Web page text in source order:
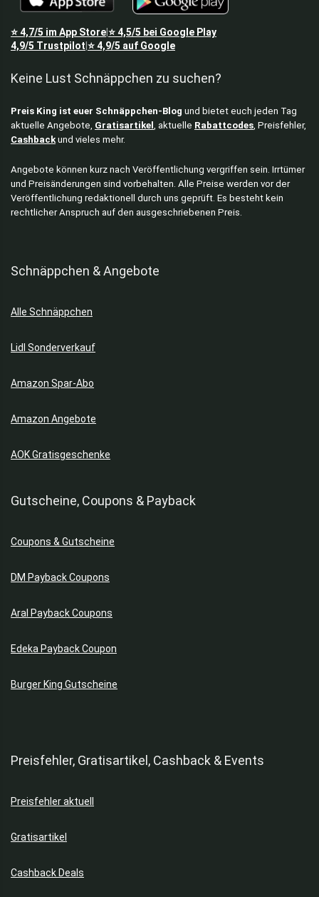
⭐4,7/5 im App Store⭐4,5/5 bei Google Play
4,9/5 Trustpilot ⭐4,9/5 auf Google
Keine Lust Schnäppchen zu suchen?
Preis King ist euer Schnäppchen-Blog und bietet euch jeden Tag
aktuelle Angebote, Gratisartikel , aktuelle Rabattcodes , Preisfehler,
Cashback und vieles mehr.
Angebote können kurz nach Veröffentlichung vergriffen sein. Irrtümer
und Preisänderungen sind vorbehalten. Alle Preise werden vor der
Veröffentlichung redaktionell durch uns geprüft. Es besteht kein
rechtlicher Anspruch auf den ausgeschriebenen Preis.
Schnäppchen & Angebote
Alle Schnäppchen
Lidl Sonderverkauf
Amazon Spar-Abo
Amazon Angebote
AOK Gratisgeschenke
Gutscheine, Coupons & Payback
Coupons & Gutscheine
DM Payback Coupons
Aral Payback Coupons
Edeka Payback Coupon
Burger King Gutscheine
Preisfehler, Gratisartikel, Cashback & Events
Preisfehler aktuell
Gratisartikel
Cashback Deals